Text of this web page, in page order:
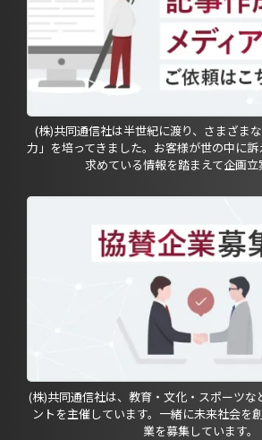
(株)共同通信社は半世紀に渡り、さまざま
力」を培ってきました。お客様が世の中に
求めている情報を踏まえて企画立
(株)共同通信社は、教育・文化・スポーツな
ントを主催しています。一緒に未来社会を
業を募集しています。